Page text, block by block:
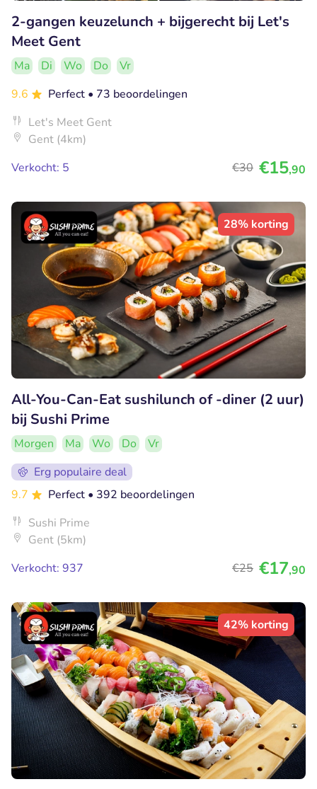
2-gangen keuzelunch + bijgerecht bij Let's
Meet Gent
Ma Di Wo Do
Vr
9.6
Perfect • 73 beoordelingen
Let's Meet Gent
Gent (4km)
Verkocht: 5
€30 €15,90
28% korting
All-You-Can-Eat sushilunch of -diner (2 uur)
bij Sushi Prime
Morgen Ma Wo Do
Vr
Erg populaire deal
9.7
Perfect • 392 beoordelingen
Sushi Prime
Gent (5km)
Verkocht: 937
€25 €17,90
42% korting